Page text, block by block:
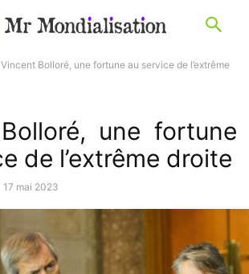
Vincent Bolloré, une fortune au service de l’extrême
une fortune
de l’extrême droite
17 mai 2023